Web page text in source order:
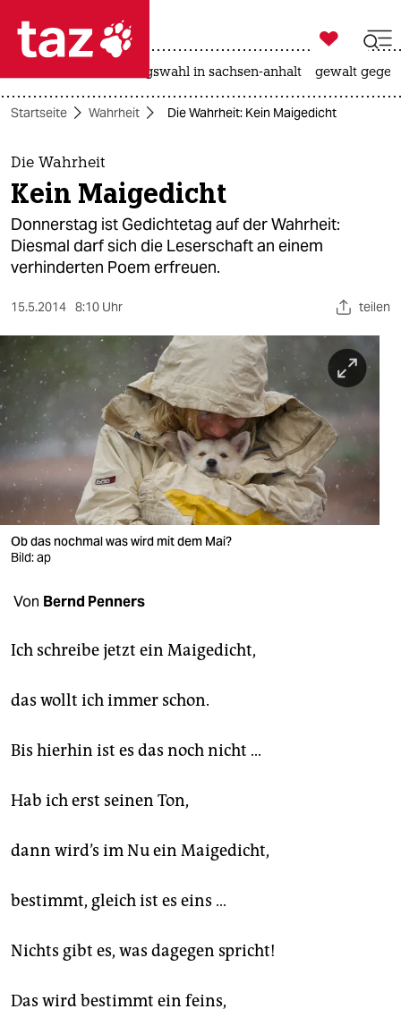
 taz zahl ich
taz zahl ich
themen
politik
öko
sport
berlin
nord
wahrheit
verlag
verlag
veranstaltungen
unterstützen
epaper login

taz zahl ich
landtagswahl in sachsen-anhalt gewalt
Startseite Wahrheit Die Wahrheit: Kein Maigedicht
Die Wahrheit
Kein Maigedicht
Donnerstag ist Gedichtetag auf der Wahrheit:
Diesmal darf sich die Leserschaft an einem
verhinderten Poem erfreuen.
15.5.2014 8:10 Uhr teilen
Ob das nochmal was wird mit dem Mai?
Bild: ap
Von Bernd Penners
Ich schreibe jetzt ein Maigedicht,
das wollt ich immer schon.
Bis hierhin ist es das noch nicht …
Hab ich erst seinen Ton,
dann wird’s im Nu ein Maigedicht,
bestimmt, gleich ist es eins …
Nichts gibt es, was dagegen spricht!
Das wird bestimmt ein feins,